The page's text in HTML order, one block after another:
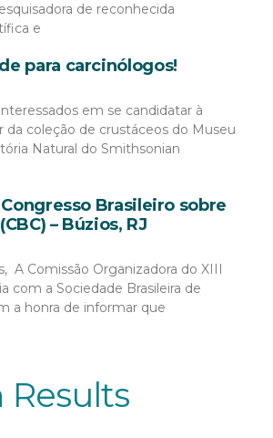
Results
de reconhecida
e
para carcinólogos!
em se candidatar à
da coleção de crustáceos do Museu
Natural do Smithsonian
Brasileiro sobre
– Búzios, RJ
A Comissão Organizadora do XIII
com a Sociedade Brasileira de
a honra de informar que